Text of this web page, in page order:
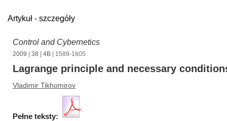
Artykuł - szczegóły
Control and Cybernetics
2009 38 4B | 1589-1605
Lagrange principle and necessary
Vladimir Tikhomirov
Pełne teksty: